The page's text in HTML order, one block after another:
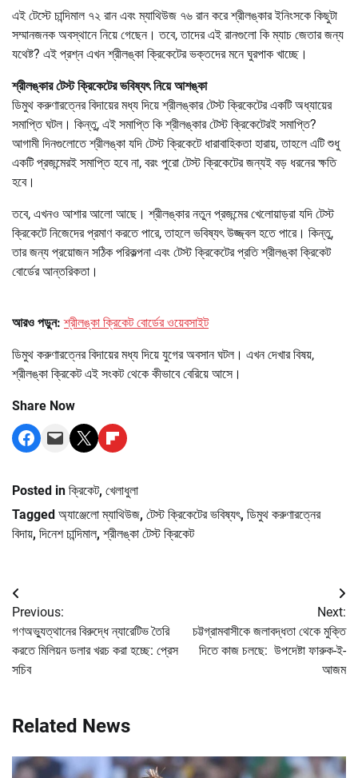
এই টেস্টে চান্দিমাল ৭২ রান এবং ম্যাথিউজ ৭৬ রান করে শ্রীলঙ্কার ইনিংসকে কিছুটা
সম্মানজনক অবস্থানে নিয়ে গেছেন। তবে, তাদের এই রানগুলো কি ম্যাচ জেতার জন্য
যথেষ্ট? এই প্রশ্ন এখন শ্রীলঙ্কা ক্রিকেটের ভক্তদের মনে ঘুরপাক খাচ্ছে।
শ্রীলঙ্কার টেস্ট ক্রিকেটের ভবিষ্যৎ নিয়ে আশঙ্কা
ডিমুথ করুণারত্নের বিদায়ের মধ্য দিয়ে শ্রীলঙ্কার টেস্ট ক্রিকেটের একটি অধ্যায়ের
সমাপ্তি ঘটল। কিন্তু, এই সমাপ্তি কি শ্রীলঙ্কার টেস্ট ক্রিকেটেরই সমাপ্তি?
আগামী দিনগুলোতে শ্রীলঙ্কা যদি টেস্ট ক্রিকেটে ধারাবাহিকতা হারায়, তাহলে এটি শুধু
একটি প্রজন্মেরই সমাপ্তি হবে না, বরং পুরো টেস্ট ক্রিকেটের জন্যই বড় ধরনের ক্ষতি
হবে।
তবে, এখনও আশার আলো আছে। শ্রীলঙ্কার নতুন প্রজন্মের খেলোয়াড়রা যদি টেস্ট
ক্রিকেটে নিজেদের প্রমাণ করতে পারে, তাহলে ভবিষ্যৎ উজ্জ্বল হতে পারে। কিন্তু,
তার জন্য প্রয়োজন সঠিক পরিকল্পনা এবং টেস্ট ক্রিকেটের প্রতি শ্রীলঙ্কা ক্রিকেট
বোর্ডের আন্তরিকতা।
আরও পড়ুন: শ্রীলঙ্কা ক্রিকেট বোর্ডের ওয়েবসাইট
ডিমুথ করুণারত্নের বিদায়ের মধ্য দিয়ে যুগের অবসান ঘটল। এখন দেখার বিষয়,
শ্রীলঙ্কা ক্রিকেট এই সংকট থেকে কীভাবে বেরিয়ে আসে।
Share Now
Share on Facebook
Email this Page
Share on X Share on Flipboard
Posted in ক্রিকেট, খেলাধুলা
Tagged অ্যাঞ্জেলো ম্যাথিউজ, টেস্ট ক্রিকেটের ভবিষ্যৎ, ডিমুথ করুণারত্নের
বিদায়, দিনেশ চান্দিমাল,শ্রীলঙ্কা টেস্ট ক্রিকেট
Post
navigation
Previous:
গণঅভ্যুত্থানের বিরুদ্ধে ন্যারেটিভ তৈরি
করতে মিলিয়ন ডলার খরচ করা হচ্ছে: প্রেস
সচিব
Next:
চট্টগ্রামবাসীকে জলাবদ্ধতা থেকে মুক্তি
দিতে কাজ চলছে: উপদেষ্টা ফারুক-ই-
আজম
Related News